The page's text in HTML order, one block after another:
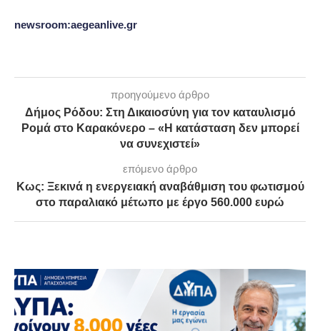
newsroom:aegeanlive.gr
προηγούμενο άρθρο
Δήμος Ρόδου: Στη Δικαιοσύνη για τον καταυλισμό
Ρομά στο Καρακόνερο – «Η κατάσταση δεν μπορεί
να συνεχιστεί»
επόμενο άρθρο
Κως: Ξεκινά η ενεργειακή αναβάθμιση του φωτισμού
στο παραλιακό μέτωπο με έργο 560.000 ευρώ